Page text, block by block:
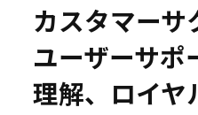
事例
カスタマーサ
ユーザーサポ
理解、ロイヤ